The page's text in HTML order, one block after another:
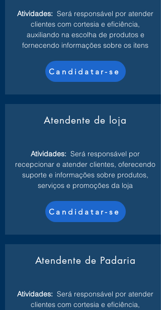
Atividades: Será responsável por atender
clientes com cortesia e eficiência,
auxiliando na escolha de produtos e
fornecendo informações sobre os itens
Candidatar-se
Atendente de loja
Atividades: Será responsável por
recepcionar e atender clientes, oferecendo
suporte e informações sobre produtos,
serviços e promoções da loja
Candidatar-se
Atendente de Padaria
Atividades: Será responsável por atender
clientes com cortesia e eficiência,